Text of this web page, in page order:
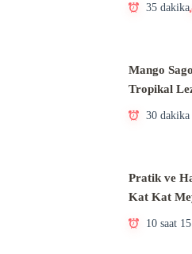
35 dakika
Mango
Tropikal
30 dakika
Pratik ve
Kat Kat
10 saat